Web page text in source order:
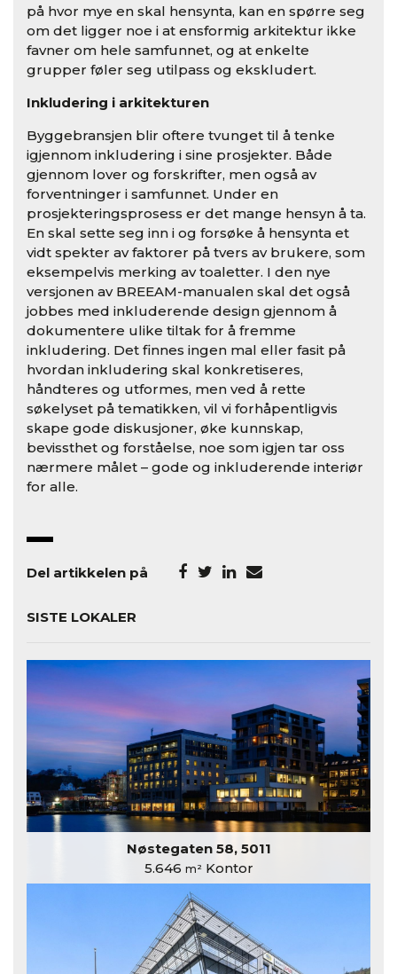
på hvor mye en skal hensynta, kan en spørre seg
om det ligger noe i at ensformig arkitektur ikke
favner om hele samfunnet, og at enkelte
grupper føler seg utilpass og ekskludert.
Inkludering i arkitekturen
Byggebransjen blir oftere tvunget til å tenke
igjennom inkludering i sine prosjekter. Både
gjennom lover og forskrifter, men også av
forventninger i samfunnet. Under en
prosjekteringsprosess er det mange hensyn å ta.
En skal sette seg inn i og forsøke å hensynta et
vidt spekter av faktorer på tvers av brukere, som
eksempelvis merking av toaletter. I den nye
versjonen av BREEAM-manualen skal det også
jobbes med inkluderende design gjennom å
dokumentere ulike tiltak for å fremme
inkludering. Det finnes ingen mal eller fasit på
hvordan inkludering skal konkretiseres,
håndteres og utformes, men ved å rette
søkelyset på tematikken, vil vi forhåpentligvis
skape gode diskusjoner, øke kunnskap,
bevissthet og forståelse, noe som igjen tar oss
nærmere målet – gode og inkluderende interiør
for alle.
Del artikkelen på
SISTE LOKALER
Nøstegaten 58, 5011
5.646 m²Kontor